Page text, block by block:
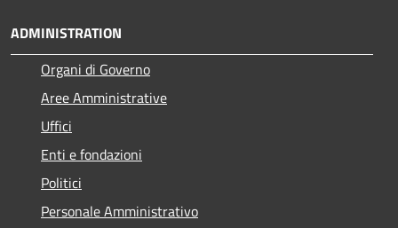
ADMINISTRATION
Organi di Governo
Aree Amministrative
Uffici
Enti e fondazioni
Politici
Personale Amministrativo